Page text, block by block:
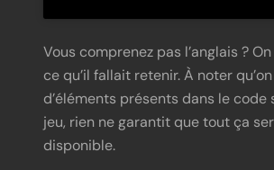
Vous comprenez pas l’anglais ?
ce qu’il fallait retenir. À noter
d’éléments présents dans le code
jeu, rien ne garantit que tout ça
disponible.